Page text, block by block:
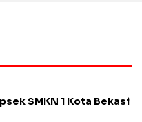
SMKN 1 Kota Bekasi